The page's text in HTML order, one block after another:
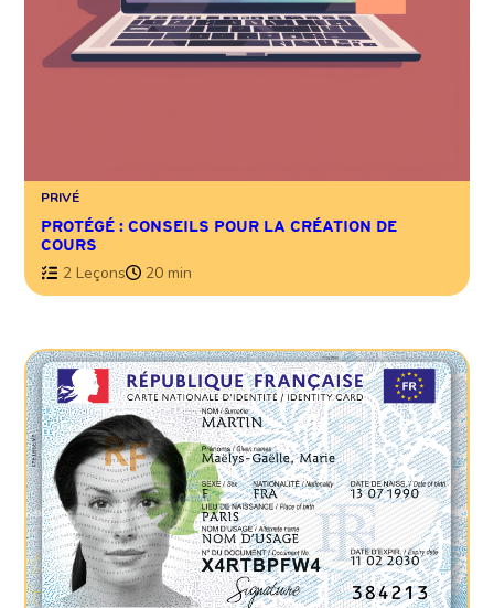
PRIVÉ
PROTÉGÉ : CONSEILS POUR LA CRÉATION DE
COURS
2 Leçons 20 min